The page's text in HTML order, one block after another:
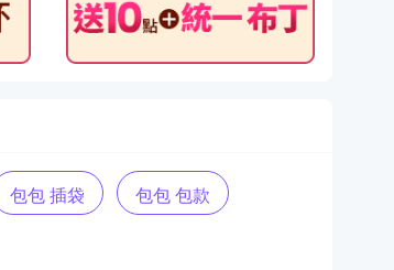
包包 插袋 包包 包款